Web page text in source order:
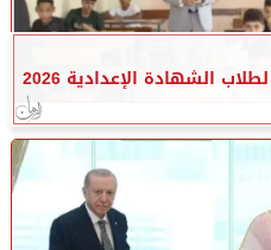
الشهادة الإعدادية 2026